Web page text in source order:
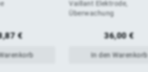
€
von
Vaillant Elektrode,
Überwachung
36,00€
In den Warenkorb